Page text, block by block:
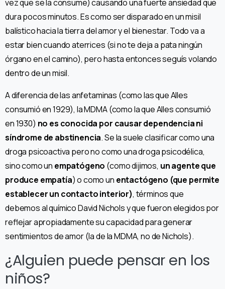
vez que se la consume) causando una fuerte ansiedad que
dura pocos minutos. Es como ser disparado en un misil
balístico hacia la tierra del amor y el bienestar. Todo va a
estar bien cuando aterrices (si no te deja a pata ningún
órgano en el camino), pero hasta entonces seguís volando
dentro de un misil.
A diferencia de las anfetaminas (como las que Alles
consumió en 1929), la MDMA (como la que Alles consumió
en 1930) no es conocida por causar dependencia ni
síndrome de abstinencia. Se la suele clasificar como una
droga psicoactiva pero no como una droga psicodélica,
sino como un empatógeno (como dijimos, un agente que
produce empatía) o como un entactógeno (que permite
establecer un contacto interior), términos que
debemos al químico David Nichols y que fueron elegidos por
reflejar apropiadamente su capacidad para generar
sentimientos de amor (la de la MDMA, no de Nichols).
¿Alguien puede pensar en los
niños?